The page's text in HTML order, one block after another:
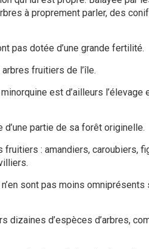
à proprement parler, des
pas dotée d’une grande fertilité.
fruitiers de l’île.
est d’ailleurs l’élevage
partie de sa forêt originelle.
fruitiers : amandiers, caroubiers,
sont pas moins omniprésents
d’espèces d’arbres,